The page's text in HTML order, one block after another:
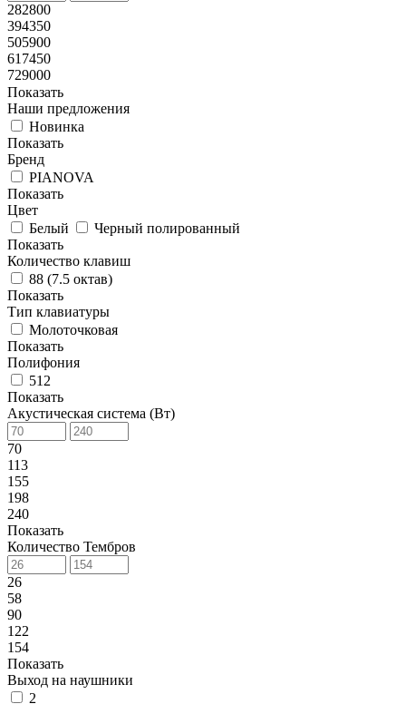
282800
394350
505900
617450
729000
Показать
Наши предложения
Новинка
Показать
Бренд
PIANOVA
Показать
Цвет
Белый
Черный полированный
Показать
Количество клавиш
88 (7.5 октав)
Показать
Тип клавиатуры
Молоточковая
Показать
Полифония
512
Показать
Акустическая система (Вт)
70
113
155
198
240
Показать
Количество Тембров
26
58
90
122
154
Показать
Выход на наушники
2